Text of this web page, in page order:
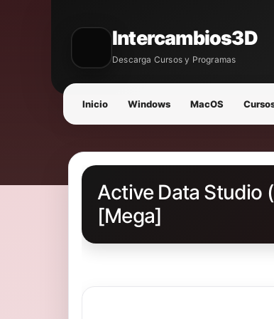
Intercambios3D
Descarga Cursos y Programas
Inicio Windows MacOS
Active Data Studio
[Mega]